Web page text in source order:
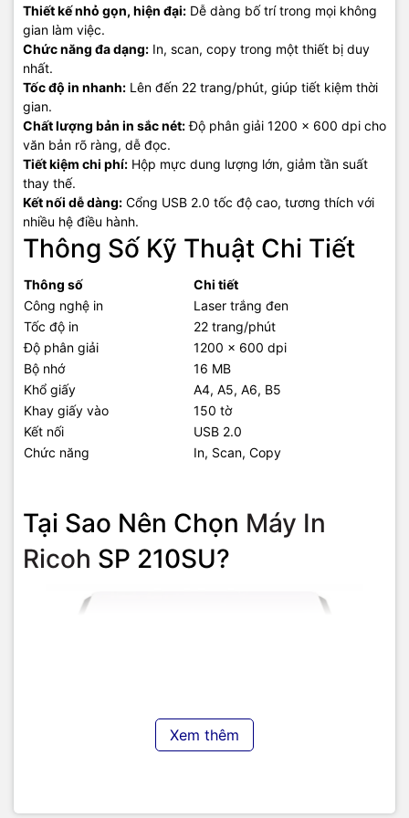
Thiết kế nhỏ gọn, hiện đại: Dễ dàng bố trí trong mọi không
gian làm việc.
Chức năng đa dạng: In, scan, copy trong một thiết bị duy
nhất.
Tốc độ in nhanh: Lên đến 22 trang/phút, giúp tiết kiệm thời
gian.
Chất lượng bản in sắc nét:Độ phân giải 1200 x 600 dpi cho
văn bản rõ ràng, dễ đọc.
Tiết kiệm chi phí: Hộp mực dung lượng lớn, giảm tần suất
thay thế.
Kết nối dễ dàng: Cổng USB 2.0 tốc độ cao, tương thích với
nhiều hệ điều hành.
Thông Số Kỹ Thuật Chi Tiết
Thông số
Chi tiết
Công nghệ in
Laser trắng đen
Tốc độ in
22 trang/phút
Độ phân giải
1200 x 600 dpi
Bộ nhớ
16 MB
Khổ giấy
A4, A5, A6, B5
Khay giấy vào
150 tờ
Kết nối
USB 2.0
Chức năng
In, Scan, Copy
Tại Sao Nên Chọn Máy In
Ricoh SP 210SU?
Xem thêm